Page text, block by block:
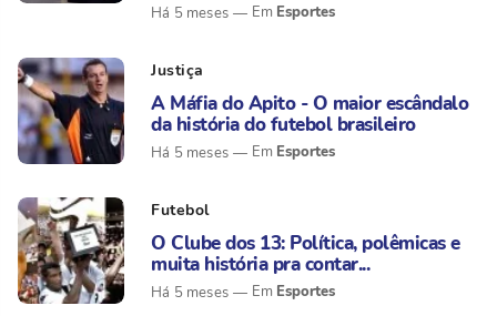
Há 5 meses Esportes
Justiça
A Máfia do Apito - O maior escândalo
da história do futebol brasileiro
Há 5 meses Esportes
Futebol
O Clube dos 13: Política, polêmicas e
muita história pra contar...
Há 5 meses Esportes